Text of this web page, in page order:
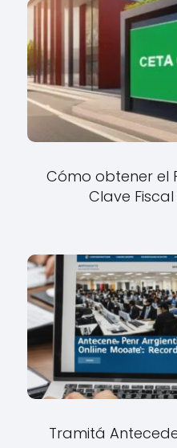
Cómo obtener el
Clave
Tramitá